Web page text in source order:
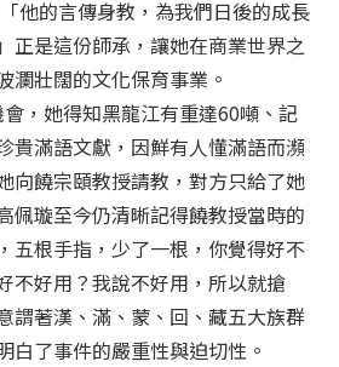
他的言傳身教，為我們日後的成長
正是這份師承，讓她在商業世界之
瀾壯闊的文化保育事業。
，她得知黑龍江有重達60噸、記
貴滿語文獻，因鮮有人懂滿語而瀕
向饒宗頤教授請教，對方只給了她
佩璇至今仍清晰記得饒教授當時的
五根手指，少了一根，你覺得好不
不好用？我說不好用，所以就搶
謂著漢、滿、蒙、回、藏五大族群
白了事件的嚴重性與迫切性。